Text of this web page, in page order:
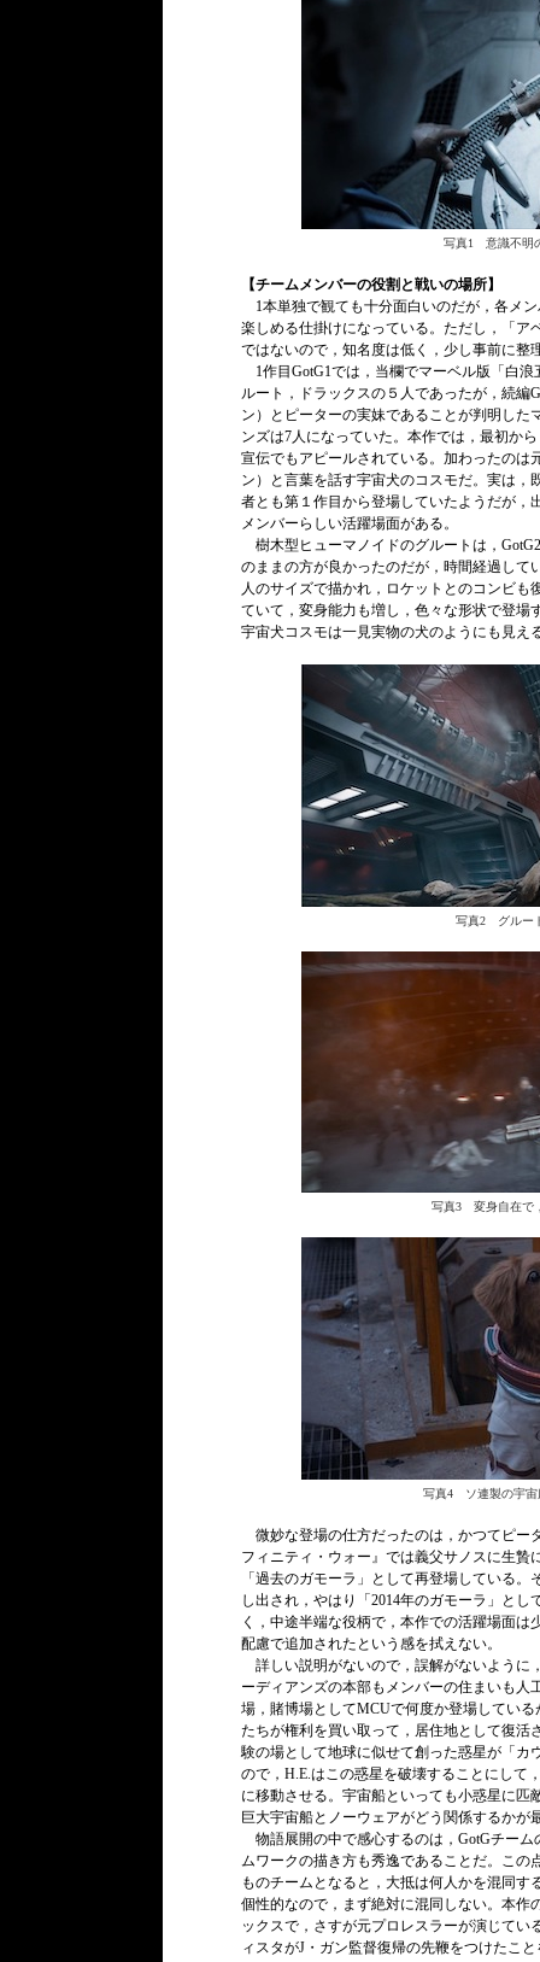
写真1 意識不明
【チームメンバーの役割と戦いの場所】
1本単独で観ても十分面白いのだが，各メ
楽しめる仕掛けになっている。ただし，「ア
ではないので，知名度は低く，少し事前に整
1作目GotG1では，当欄でマーベル版「白
ルート，ドラックスの５人であったが，続編
ン）とピーターの実妹であることが判明し
ンズは7人になっていた。本作では，最初か
宣伝でもアピールされている。加わったのは
ン）と言葉を話す宇宙犬のコスモだ。実は，
者とも第１作目から登場していたようだが，
メンバーらしい活躍場面がある。
樹木型ヒューマノイドのグルートは，
のままの方が良かったのだが，時間経過して
人のサイズで描かれ，ロケットとのコンビも
ていて，変身能力も増し，色々な形状で登場
宇宙犬コスモは一見実物の犬のようにも見え
写真2 グルー
写真3 変身自在で
写真4 ソ連製の宇宙
微妙な登場の仕方だったのは，かつてピー
フィニティ・ウォー』では義父サノスに生
「過去のガモーラ」として再登場している
し出され，やはり「2014年のガモーラ」と
く，中途半端な役柄で，本作での活躍場面
配慮で追加されたという感を拭えない。
詳しい説明がないので，誤解がないように
ーディアンズの本部もメンバーの住まいも人
場，賭博場としてMCUで何度か登場してい
たちが権利を買い取って，居住地として復活
験の場として地球に似せて創った惑星が「カ
ので，H.E.はこの惑星を破壊することにして
に移動させる。宇宙船といっても小惑星に
巨大宇宙船とノーウェアがどう関係するかが
物語展開の中で感心するのは，GotGチー
ムワークの描き方も秀逸であることだ。こ
ものチームとなると，大抵は何人かを混同
個性的なので，まず絶対に混同しない。本作
ックスで，さすが元プロレスラーが演じて
ィスタがJ・ガン監督復帰の先鞭をつけたこ